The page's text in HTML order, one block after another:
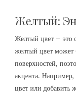
Желтый:
Желтый цвет – это
желтый цвет
поверхностей,
акцента.
цвет или добавить